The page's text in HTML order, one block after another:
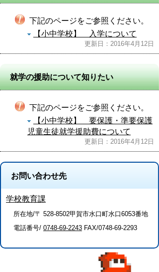
下記のページをご参照ください。
【小中学校】 入学について
更新日：2016年4月12日
就学の援助について知りたい
下記のページをご参照ください。
【小中学校】 要保護・準要保護
児童生徒就学援助費について
更新日：2016年4月12日
お問い合わせ先
学校教育課
所在地/〒 528-8502甲賀市水口町水口6053番地
電話番号/ 0748-69-2243 FAX/0748-69-2293